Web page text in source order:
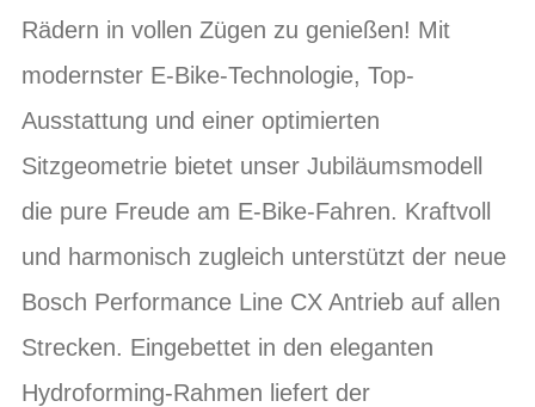
Rädern in vollen Zügen zu genießen! Mit
modernster E-Bike-Technologie, Top-
Ausstattung und einer optimierten
Sitzgeometrie bietet unser Jubiläumsmodell
die pure Freude am E-Bike-Fahren. Kraftvoll
und harmonisch zugleich unterstützt der neue
Bosch Performance Line CX Antrieb auf allen
Strecken. Eingebettet in den eleganten
Hydroforming-Rahmen liefert der